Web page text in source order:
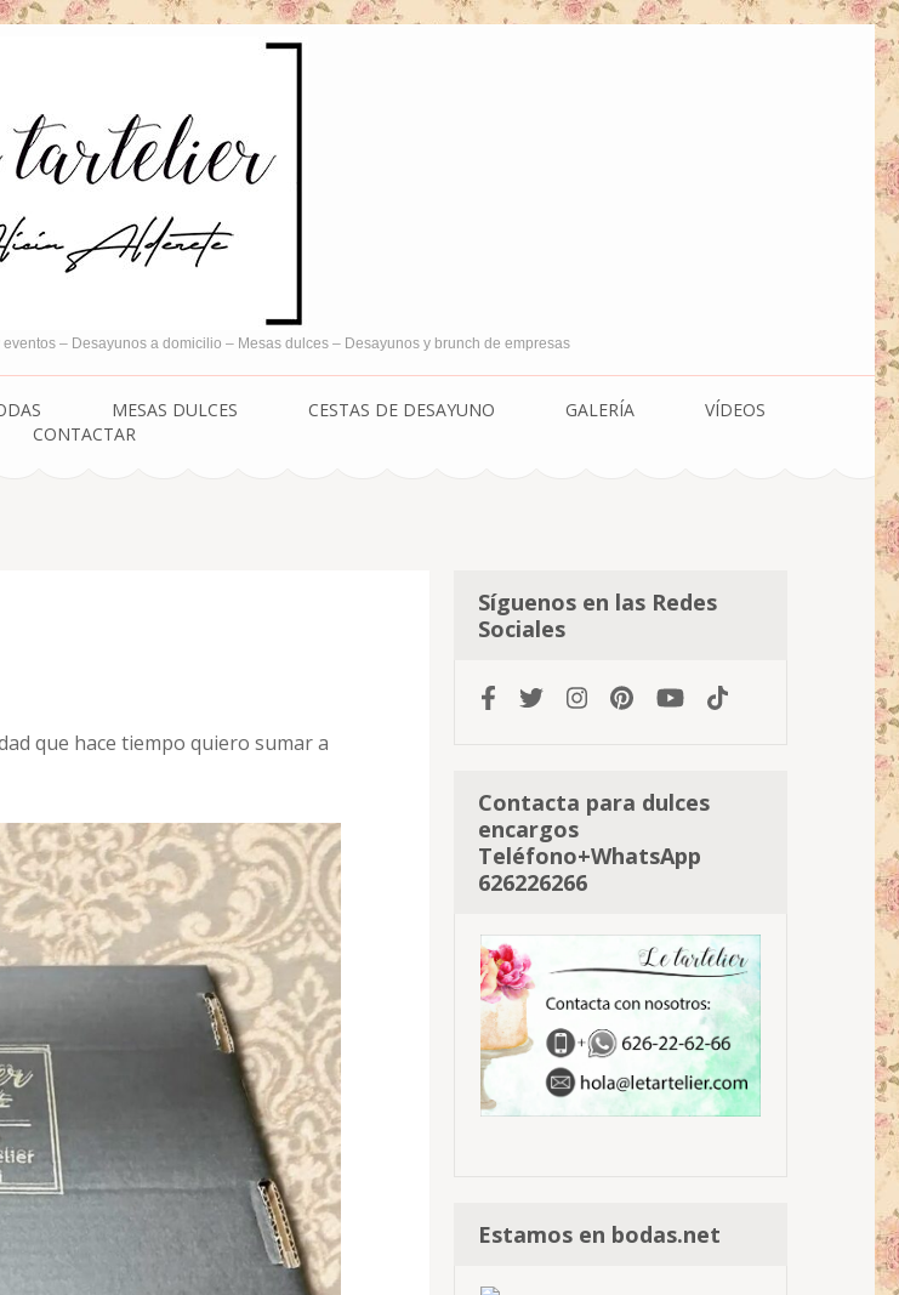
– Desayunos a domicilio – Mesas dulces – Desayunos y brunch de empresas
MESAS DULCES CESTAS DE DESAYUNO GALERÍA
VÍDEOS
CONTACTAR
que hace tiempo quiero sumar a
Síguenos en las Redes
Sociales
Contacta para dulces
encargos
Teléfono+WhatsApp
626226266
Estamos en bodas.net